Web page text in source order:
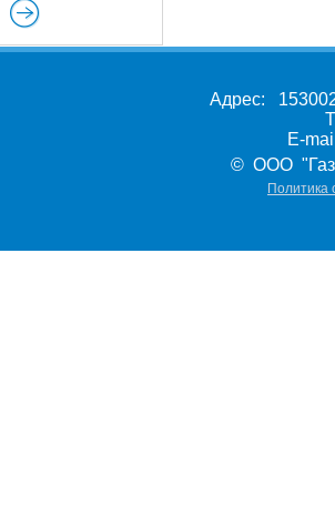
Адрес:
E-
© ООО
Политика